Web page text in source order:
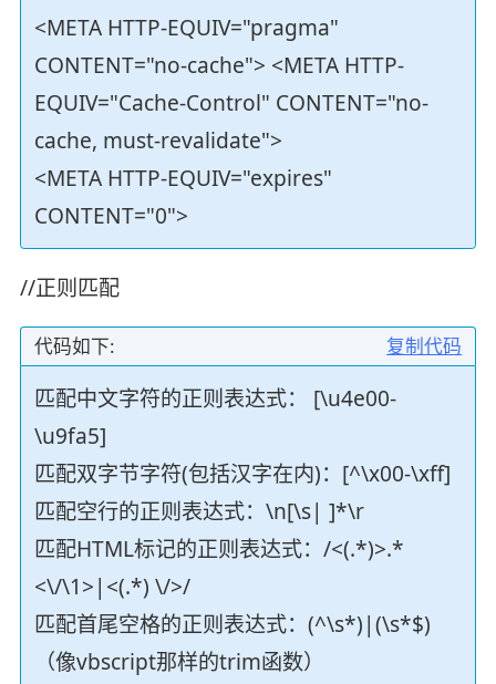
<META HTTP-EQUIV="pragma"
CONTENT="no-cache"> <META HTTP-
EQUIV="Cache-Control" CONTENT="no-
cache, must-revalidate">
<META HTTP-EQUIV="expires"
CONTENT="0">
//正则匹配
复制代码
代码如下:
匹配中文字符的正则表达式： [\u4e00-
\u9fa5]
匹配双字节字符(包括汉字在内)：[^\x00-\xff]
匹配空行的正则表达式：\n[\s| ]*\r
匹配HTML标记的正则表达式：/<(.*)>.*
<\/\1>|<(.*) \/>/
匹配首尾空格的正则表达式：(^\s*)|(\s*$)
（像vbscript那样的trim函数）